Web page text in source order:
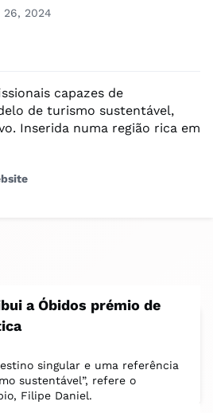
26, 2024
capazes de
de turismo sustentável,
Inserida numa região rica em
a Óbidos prémio de
singular e uma referência
sustentável”, refere o
Filipe Daniel.